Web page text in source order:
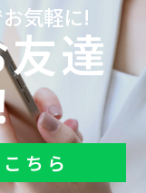
気軽に!
達
ちら